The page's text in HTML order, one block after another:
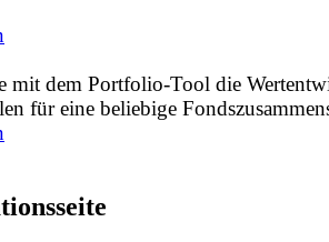
mit dem Portfolio-Tool die
für eine beliebige